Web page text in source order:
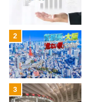
2
3